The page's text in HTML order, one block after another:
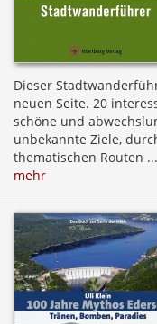
Dieser
neuen Seite. 20
schöne und
unbekannte Ziele,
thematischen Routen ...
mehr